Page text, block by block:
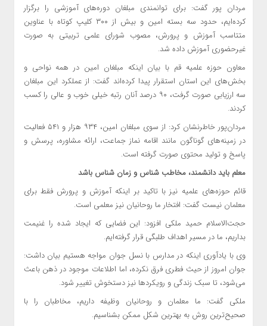
مردان پور گفت: برای توانمندی مبلغان دوره‌های آموزشی را برگزار
کرده‌ایم، حدود سه بسته امین و بیش از ۳۰۰ کلیپ کوتاه با عناوین
متتاسب آموزش و پرورش، مصوب ‌شورای علمی تربیتی به صورت
غیرحضوری آموزش داده شد.
معاون حوزه‌ علمیه قم با بیان اینکه مبلغان امین در همه نواحی و
بخش‌های این استان استقرار پیدا کرده‌اند گفت: از عملکرد این مبلغان
سه ارزیابی صورت گرفت، ۹۰ درصد آنان رتبه خیلی خوب و عالی را کسب
کردند.
مردان‌پور خاطرنشان کرد: از سوی مبلغان امین، ۹۳۴ هزار و ۵۴۱ فعالیت
در زمینه‌های گوناگون مانند اقامه نماز جماعت، ارائه مشاوره، پرسش و
پاسخ و تولید محتوی صورت گرفته است.
معلم باید دانشمند، مخاطب شناس و زمان شناس باشد
قائم حوزه‌های علمیه نیز با تاکید بر اینکه آموزش و پرورش فقط برای
معلمان نیست گفت: افتخار ما روحانیان نیز معلمی است.
حجت‌الاسلام حمید ملکی افزود: این فضایی که ایجاد شده را غنیمت
بداریم، ما در مسیر اهداف طلبگی قرار گرفته‌ایم.
وی با یادآوری اینکه در مدارس با نسل جوان مواجه هستیم بیان داشت:
جوان امروز از حیث فطری فرق نکرده، اما اطلاعات موجود در ذهن باعث
می‌شود، تا سبک‌ زندگی و رویکردها نیز دستخوش تغییر شود.
ملکی گفت: ما معلمان و روحانیان وظیفه داریم، مخاطبان را با
صحیح‌ترین روش به بهترین شکل ممکن بشناسیم.